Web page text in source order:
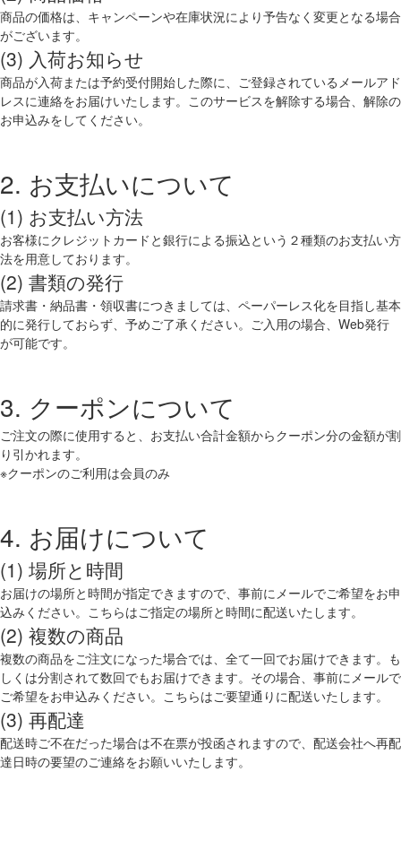
商品の価格は、キャンペーンや在庫状況により予告なく変更となる場合
がございます。
(3) 入荷お知らせ
商品が入荷または予約受付開始した際に、ご登録されているメールアド
レスに連絡をお届けいたします。このサービスを解除する場合、解除の
お申込みをしてください。
2. お支払いについて
(1) お支払い方法
お客様にクレジットカードと銀行による振込という２種類のお支払い方
法を用意しております。
(2) 書類の発行
請求書・納品書・領収書につきましては、ペーパーレス化を目指し基本
的に発行しておらず、予めご了承ください。ご入用の場合、Web発行
が可能です。
3. クーポンについて
ご注文の際に使用すると、お支払い合計金額からクーポン分の金額が割
り引かれます。
※クーポンのご利用は会員のみ
4. お届けについて
(1) 場所と時間
お届けの場所と時間が指定できますので、事前にメールでご希望をお申
込みください。こちらはご指定の場所と時間に配送いたします。
(2) 複数の商品
複数の商品をご注文になった場合では、全て一回でお届けできます。も
しくは分割されて数回でもお届けできます。その場合、事前にメールで
ご希望をお申込みください。こちらはご要望通りに配送いたします。
(3) 再配達
配送時ご不在だった場合は不在票が投函されますので、配送会社へ再配
達日時の要望のご連絡をお願いいたします。